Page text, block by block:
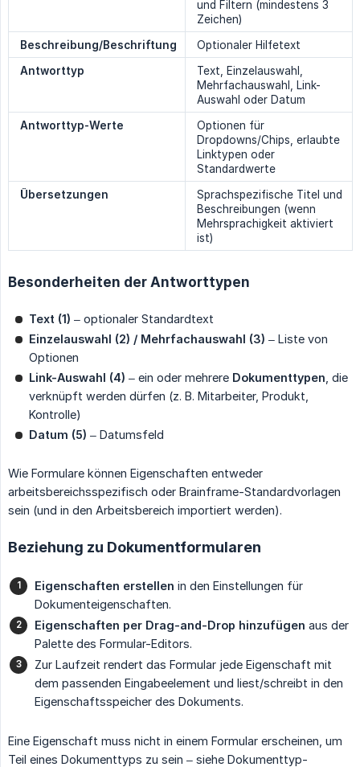
und Filtern (mindestens 3
Zeichen)
Beschreibung/Beschriftung
Optionaler Hilfetext
Antworttyp
Text, Einzelauswahl,
Mehrfachauswahl, Link-
Auswahl oder Datum
Antworttyp-Werte
Optionen für
Dropdowns/Chips, erlaubte
Linktypen oder
Standardwerte
Übersetzungen
Sprachspezifische Titel und
Beschreibungen (wenn
Mehrsprachigkeit aktiviert
ist)
Besonderheiten der Antworttypen
Text (1) – optionaler Standardtext
Einzelauswahl (2) / Mehrfachauswahl (3) – Liste von
Optionen
Link-Auswahl (4) – ein oder mehrere Dokumenttypen , die
verknüpft werden dürfen (z. B. Mitarbeiter, Produkt,
Kontrolle)
Datum (5) – Datumsfeld
Wie Formulare können Eigenschaften entweder
arbeitsbereichsspezifisch oder Brainframe-Standardvorlagen
sein (und in den Arbeitsbereich importiert werden).
Beziehung zu Dokumentformularen
Eigenschaften erstellen in den Einstellungen für
Dokumenteigenschaften.
Eigenschaften per Drag-and-Drop hinzufügen aus der
Palette des Formular-Editors.
Zur Laufzeit rendert das Formular jede Eigenschaft mit
dem passenden Eingabeelement und liest/schreibt in den
Eigenschaftsspeicher des Dokuments.
Eine Eigenschaft muss nicht in einem Formular erscheinen, um
Teil eines Dokumenttyps zu sein – siehe Dokumenttyp-